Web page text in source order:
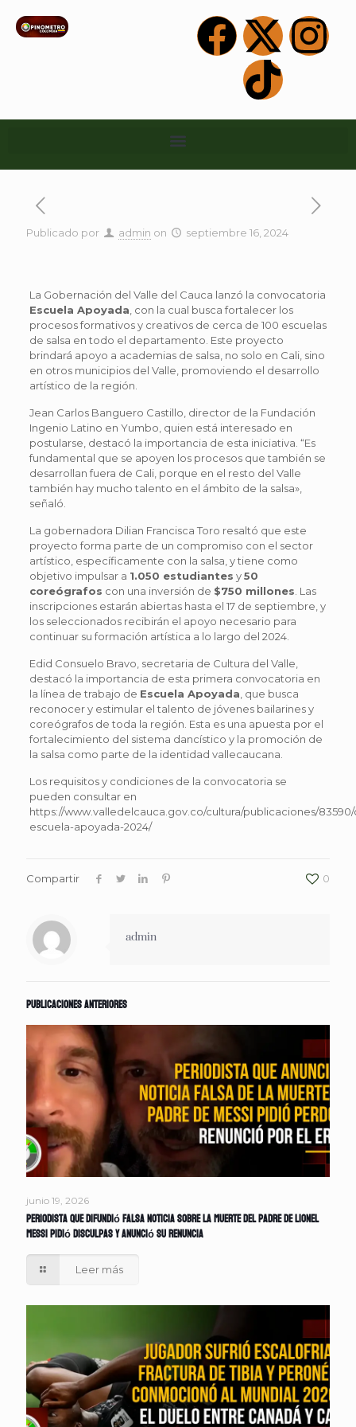
Publicado por admin on septiembre 16, 2024
La Gobernación del Valle del Cauca lanzó la convocatoria
Escuela Apoyada , con la cual busca fortalecer los
procesos formativos y creativos de cerca de 100 escuelas
de salsa en todo el departamento. Este proyecto
brindará apoyo a academias de salsa, no solo en Cali, sino
en otros municipios del Valle, promoviendo el desarrollo
artístico de la región.
Jean Carlos Banguero Castillo, director de la Fundación
Ingenio Latino en Yumbo, quien está interesado en
postularse, destacó la importancia de esta iniciativa. “Es
fundamental que se apoyen los procesos que también se
desarrollan fuera de Cali, porque en el resto del Valle
también hay mucho talento en el ámbito de la salsa»,
señaló.
La gobernadora Dilian Francisca Toro resaltó que este
proyecto forma parte de un compromiso con el sector
artístico, específicamente con la salsa, y tiene como
objetivo impulsar a 1.050 estudiantes y50
coreógrafos con una inversión de $750 millones . Las
inscripciones estarán abiertas hasta el 17 de septiembre, y
los seleccionados recibirán el apoyo necesario para
continuar su formación artística a lo largo del 2024.
Edid Consuelo Bravo, secretaria de Cultura del Valle,
destacó la importancia de esta primera convocatoria en
la línea de trabajo de Escuela Apoyada , que busca
reconocer y estimular el talento de jóvenes bailarines y
coreógrafos de toda la región. Esta es una apuesta por el
fortalecimiento del sistema dancístico y la promoción de
la salsa como parte de la identidad vallecaucana.
Los requisitos y condiciones de la convocatoria se
pueden consultar en
https://www.valledelcauca.gov.co/cultura/publicaciones/
escuela-apoyada-2024/
Compartir 0
admin
Publicaciones anteriores
junio 19, 2026
Periodista que difundió falsa noticia sobre la muerte del padre de Lionel
Messi pidió disculpas y anunció su renuncia
Leer más